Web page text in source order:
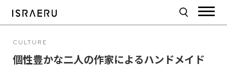
CULTURE
個性豊かな二人の作家によるハンドメイド